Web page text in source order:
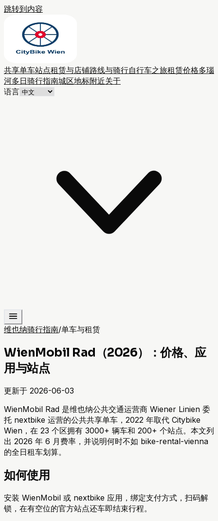
跳转到内容
共享单车站点租赁与店铺路线与骑行自行车之旅租赁价格多瑙
河多日骑行指南城区地标附近关于
语言
维也纳骑行指南/单车与租赁
WienMobil Rad（2026）：价格、应
用与站点
更新于 2026-06-03
WienMobil Rad 是维也纳公共交通运营商 Wiener Linien 委
托 nextbike 运营的公共共享单车，2022 年取代 Citybike
Wien，在 23 个区拥有 3000+ 辆车和 200+ 个站点。本文列
出 2026 年 6 月费率，并说明何时不如 bike-rental-vienna
的全日租车划算。
如何使用
安装 WienMobil 或 nextbike 应用，绑定支付方式，扫码解
锁，在有空位的官方站点还车即结束行程。